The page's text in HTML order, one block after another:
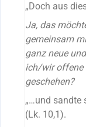
„Doch aus
Ja, das
gemeinsam
ganz neue
ich/wir offene
geschehen?
„…und sandte
(Lk. 10,1).